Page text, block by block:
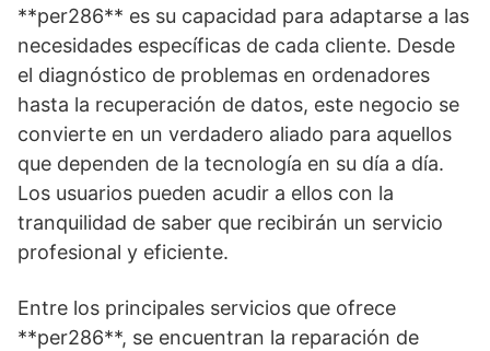
**per286** es su capacidad para adaptarse a las
necesidades específicas de cada cliente. Desde
el diagnóstico de problemas en ordenadores
hasta la recuperación de datos, este negocio se
convierte en un verdadero aliado para aquellos
que dependen de la tecnología en su día a día.
Los usuarios pueden acudir a ellos con la
tranquilidad de saber que recibirán un servicio
profesional y eficiente.
Entre los principales servicios que ofrece
**per286**, se encuentran la reparación de